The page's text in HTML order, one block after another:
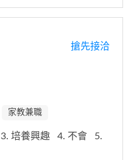
搶先接洽
家教兼職
3. 培養興趣 4. 不會
5.